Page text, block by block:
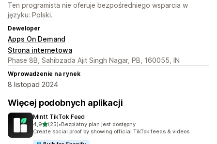
Ten programista nie oferuje bezpośredniego wsparcia w
języku: Polski.
Deweloper
Apps On Demand
Strona internetowa
Phase 8B, Sahibzada Ajit Singh Nagar, PB, 160055, IN
Wprowadzenie na rynek
8 listopad 2024
Więcej podobnych aplikacji
Mintt TikTok Feed
4,9na 5 gwiazdek
(25)
Łączna liczba recenzji: 25
•Bezpłatny plan jest dostępny
Create social proof by showing official TikTok feeds & videos.